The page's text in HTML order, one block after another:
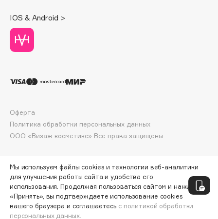
Dessange
Dior
Divage
Dr. Vranjes Firenze
DSD de Luxe
Dyson
IOS & Android >
ООО «Визаж косметикс» Все права защищены
Оферта
Политика обработки персональных данных
Мы используем файлы cookies и технологии веб-аналитики
для улучшения работы сайта и удобства его
использования. Продолжая пользоваться сайтом и нажимая
«Принять», вы подтверждаете использование cookies
вашего браузера и соглашаетесь с политикой обработки
персональных данных.